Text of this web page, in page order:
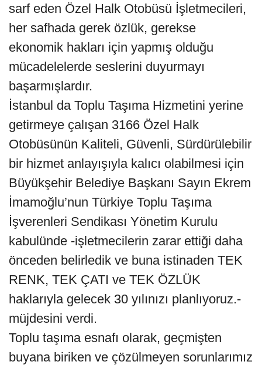
sarf eden Özel Halk Otobüsü İşletmecileri,
her safhada gerek özlük, gerekse
ekonomik hakları için yapmış olduğu
mücadelelerde seslerini duyurmayı
başarmışlardır.
İstanbul da Toplu Taşıma Hizmetini yerine
getirmeye çalışan 3166 Özel Halk
Otobüsünün Kaliteli, Güvenli, Sürdürülebilir
bir hizmet anlayışıyla kalıcı olabilmesi için
Büyükşehir Belediye Başkanı Sayın Ekrem
İmamoğlu’nun Türkiye Toplu Taşıma
İşverenleri Sendikası Yönetim Kurulu
kabulünde -işletmecilerin zarar ettiği daha
önceden belirledik ve buna istinaden TEK
RENK, TEK ÇATI ve TEK ÖZLÜK
haklarıyla gelecek 30 yılınızı planlıyoruz.-
müjdesini verdi.
Toplu taşıma esnafı olarak, geçmişten
buyana biriken ve çözülmeyen sorunlarımız